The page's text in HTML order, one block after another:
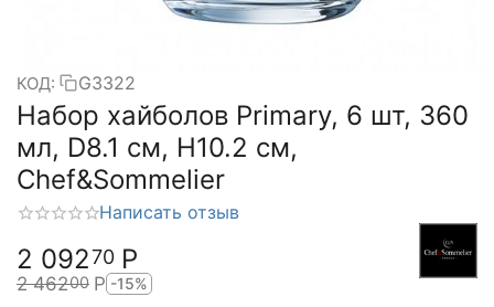
КОД: G3322
Набор хайболов Primary, 6 шт, 360
мл, D8.1 см, H10.2 см,
Chef&Sommelier
Написать отзыв
2 09270 Р
2 46200 Р -15%